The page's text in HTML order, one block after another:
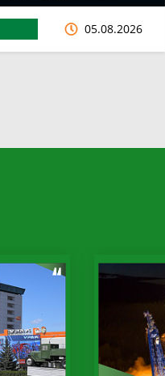
05.08.2026